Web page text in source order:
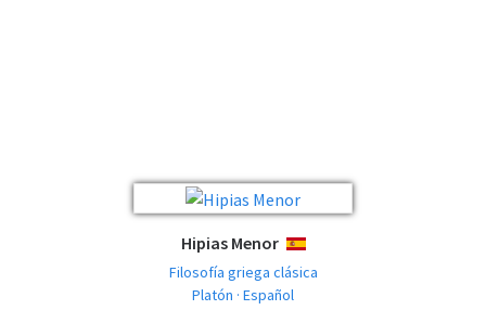
Hipias Menor ESPAÑOL
Filosofía griega clásica
Platón · Español